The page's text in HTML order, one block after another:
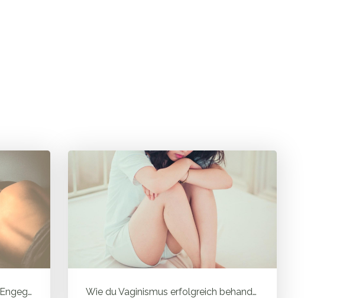
Empfindest du Schmerzen oder Engegefühl beim Geschlechtsverkehr? 7 ... Wie du Vaginismus erfolgreich behandelst und warum ein ganzheitlich...